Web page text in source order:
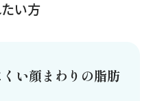
い方
い顔まわりの脂肪